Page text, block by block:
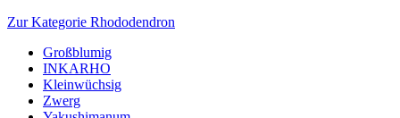
Zur Kategorie Rhododendron
Großblumig
INKARHO
Kleinwüchsig
Zwerg